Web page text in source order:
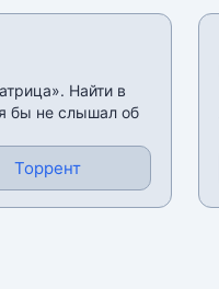
Найти в
бы не слышал об
Торрент